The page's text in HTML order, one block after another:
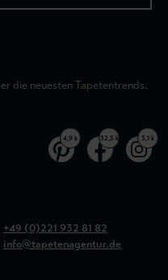
die neuesten Tapetentrends.
4,9 k 32,5 k 3,1 k
+49 (0)221 932 81 82
info@tapetenagentur.de